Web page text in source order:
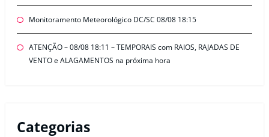
Monitoramento Meteorológico DC/SC 08/08 18:15
ATENÇÃO – 08/08 18:11 – TEMPORAIS com RAIOS, RAJADAS DE
VENTO e ALAGAMENTOS na próxima hora
Categorias